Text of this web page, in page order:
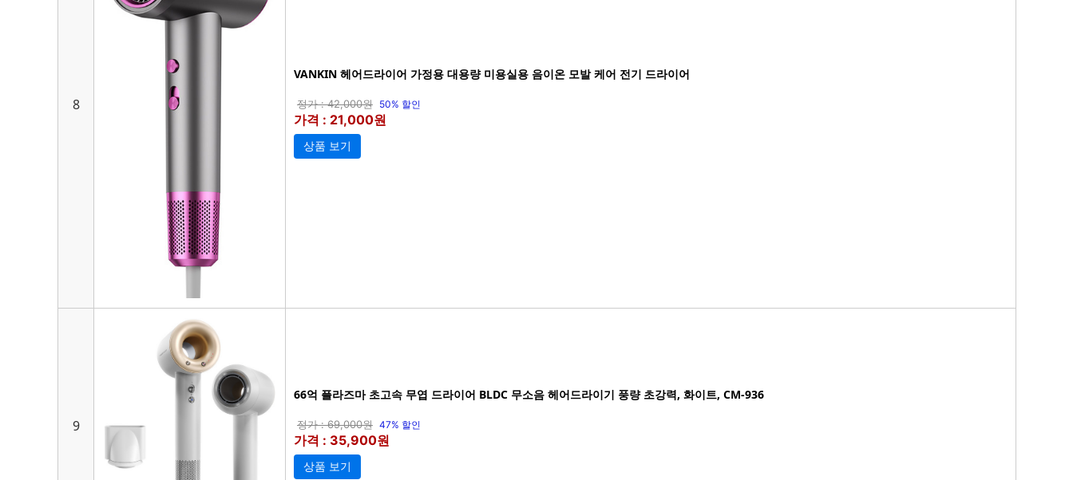
8
VANKIN 헤어드라이어 가정용 대용량 미용실용 음이온 모발 케어 전기 드라이어
정가 : 42,000원 50% 할인
가격 : 21,000원
상품 보기
9
66억 플라즈마 초고속 무엽 드라이어 BLDC 무소음 헤어드라이기 풍량 초강력, 화이트, CM-936
정가 : 69,000원 47% 할인
가격 : 35,900원
상품 보기